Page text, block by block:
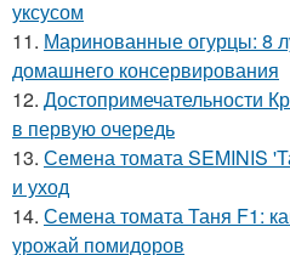
уксусом
11. Маринованные огурцы: 8
домашнего консервирования
12. Достопримечательности
в первую очередь
13. Семена томата SEMINIS
и уход
14. Семена томата Таня F1:
урожай помидоров